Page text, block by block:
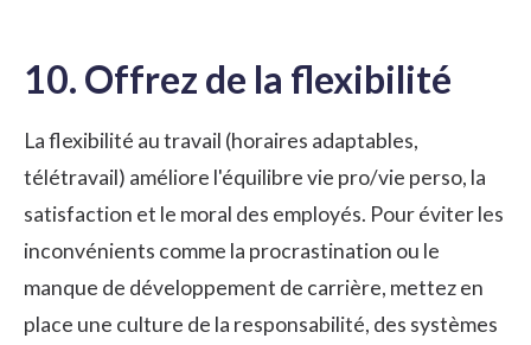
10. Offrez de la flexibilité
La flexibilité au travail (horaires adaptables,
télétravail) améliore l'équilibre vie pro/vie perso, la
satisfaction et le moral des employés. Pour éviter les
inconvénients comme la procrastination ou le
manque de développement de carrière, mettez en
place une culture de la responsabilité, des systèmes